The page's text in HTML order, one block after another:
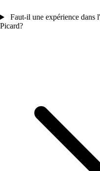
Faut-il une expérience dans
Picard?